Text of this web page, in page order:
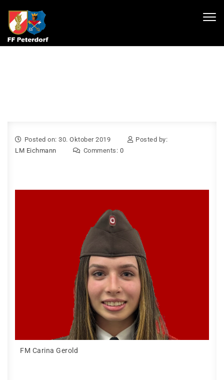
Posted on: 30. Oktober 2019
Posted by:
LM Eichmann
Comments: 0
FM Carina Gerold